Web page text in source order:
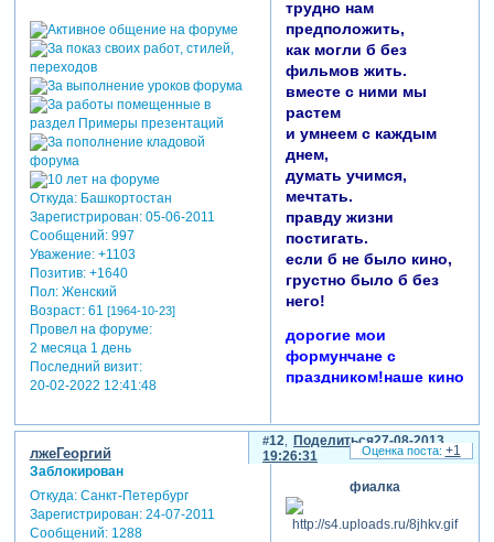
Откуда:Башкортостан
Зарегистрирован: 05-06-2011
Сообщений:997
Уважение: +1103
Позитив: +1640
Пол:Женский
Возраст:61 [1964-10-23]
Провел на форуме:
2 месяца 1 день
Последний визит:
20-02-2022 12:41:48
трудно нам
предположить,
как могли б без
фильмов жить.
вместе с ними мы
растем
и умнеем с каждым
днем,
думать учимся,
мечтать.
правду жизни
постигать.
если б не было кино,
грустно было б без
него!
дорогие мои
формунчане с
праздником!наше кино
Поделиться
12
27-08-2013
19:26:31
лжеГеоргий
Заблокирован
Откуда:Санкт-Петербург
Зарегистрирован: 24-07-2011
Сообщений:1288
фиалка
+1